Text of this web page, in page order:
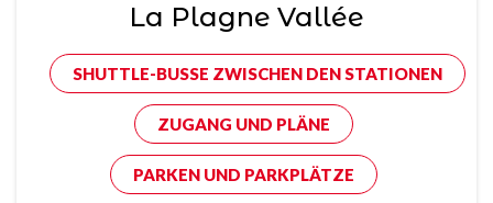
La Plagne Vallée
SHUTTLE-BUSSE ZWISCHEN DEN STATIONEN
ZUGANG UND PLÄNE
PARKEN UND PARKPLÄTZE